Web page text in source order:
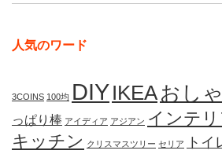
人気のワード
3COINS 100均 DIYIKEAおし
っぱり棒 アイディア アジアン インテ
キッチン クリスマスツリー セリア トイ